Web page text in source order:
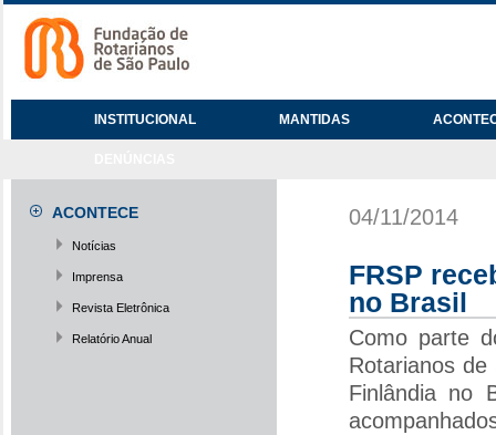
INSTITUCIONAL MANTIDAS
ACONTECE
Notícias
Imprensa
Revista Eletrônica
Relatório Anual
04/11/2014
FRSP
no Brasil
Como parte
Rotarianos
Finlândia no